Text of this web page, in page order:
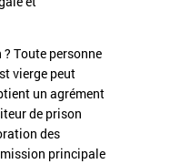
Toute personne
vierge peut
un agrément
de prison
des
principale